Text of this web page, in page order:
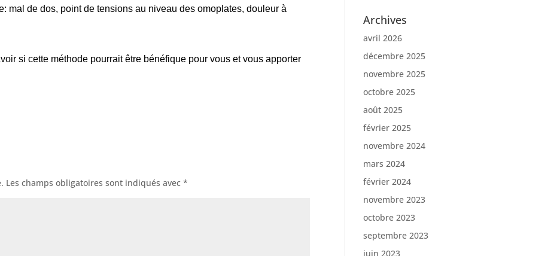
mal de dos, point de tensions au niveau des omoplates, douleur à
si cette méthode pourrait être bénéfique pour vous et vous apporter
Les champs obligatoires sont indiqués avec*
Archives
avril 2026
décembre 2025
novembre 2025
octobre 2025
août 2025
février 2025
novembre 2024
mars 2024
février 2024
novembre 2023
octobre 2023
septembre 2023
juin 2023